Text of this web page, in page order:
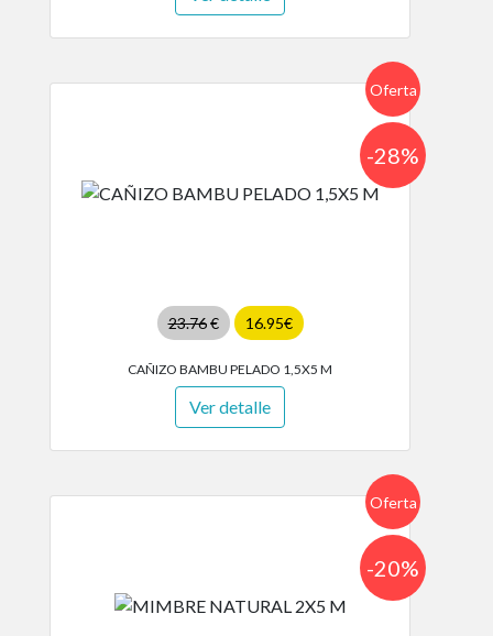
Oferta
23.76€ 16.95€
-28%
CAÑIZO BAMBU PELADO 1,5X5 M
Ver detalle
Oferta
-20%